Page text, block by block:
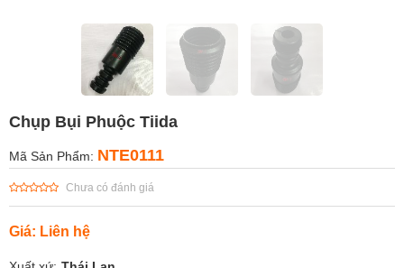
Chụp Bụi Phuộc Tiida
Mã Sản Phẩm: NTE0111
Chưa có đánh giá
Giá: Liên hệ